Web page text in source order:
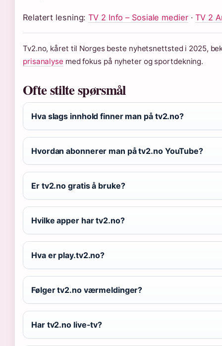
Relatert lesning:TV 2 Info – Sosiale medier·TV 2
Tv2.no, kåret til Norges beste nyhetsnettsted i 2025,
prisanalyse med fokus på nyheter og sportdekning.
Ofte stilte spørsmål
Hva slags innhold finner man på tv2.no?
Hvordan abonnerer man på tv2.no YouTube?
Er tv2.no gratis å bruke?
Hvilke apper har tv2.no?
Hva er play.tv2.no?
Følger tv2.no værmeldinger?
Har tv2.no live-tv?